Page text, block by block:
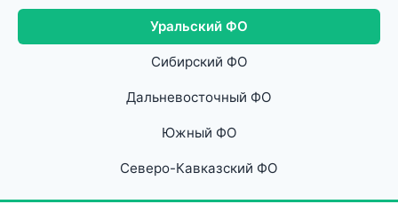
Уральский ФО
Сибирский ФО
Дальневосточный ФО
Южный ФО
Северо-Кавказский ФО